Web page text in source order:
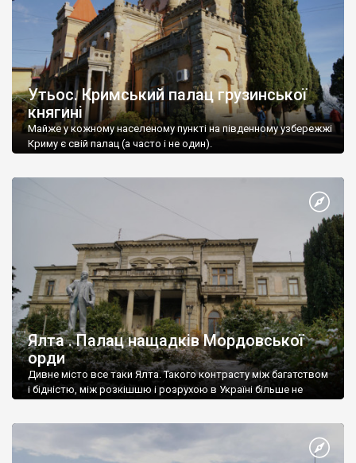
Утьос. Кримський палац грузинської
княгині
Майже у кожному населеному пункті на південному узбережжі
Криму є свій палац (а часто і не один).
Ялта . Палац нащадків Мордовської
орди
Дивне місто все таки Ялта. Такого контрасту між багатством
і бідністю, між розкішшю і розрухою в Україні більше не